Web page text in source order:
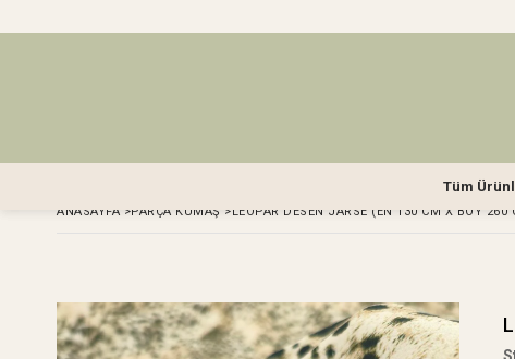
Tüm
ANASAYFA >PARÇA KUMAŞ >LEOPAR DESEN JARSE (EN 130 CM X BOY 260